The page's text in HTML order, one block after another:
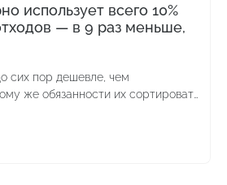
использует всего 10%
— в 9 раз меньше,
сих пор дешевле, чем
же обязанности их сортировать